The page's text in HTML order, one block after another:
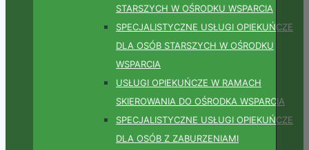
STARSZYCH W OŚRODKU WSPARCIA
SPECJALISTYCZNE USŁUGI OPIEKUŃCZE
DLA OSÓB STARSZYCH W OŚRODKU
WSPARCIA
USŁUGI OPIEKUŃCZE W RAMACH
SKIEROWANIA DO OŚRODKA WSPARCIA
SPECJALISTYCZNE USŁUGI OPIEKUŃCZE
DLA OSÓB Z ZABURZENIAMI